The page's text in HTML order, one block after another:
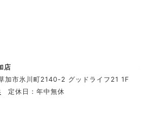
店
加市氷川町2140-2 グッドライフ21 1F
定休日：年中無休